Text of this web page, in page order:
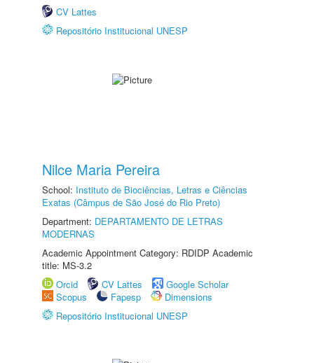
CV Lattes
Repositório Institucional UNESP
Nilce Maria Pereira
School: Instituto de Biociências, Letras e Ciências
Exatas (Câmpus de São José do Rio Preto)
Department: DEPARTAMENTO DE LETRAS
MODERNAS
Academic Appointment Category: RDIDP Academic
title: MS-3.2
Orcid
CV Lattes
Google Scholar
Scopus
Fapesp
Dimensions
Repositório Institucional UNESP